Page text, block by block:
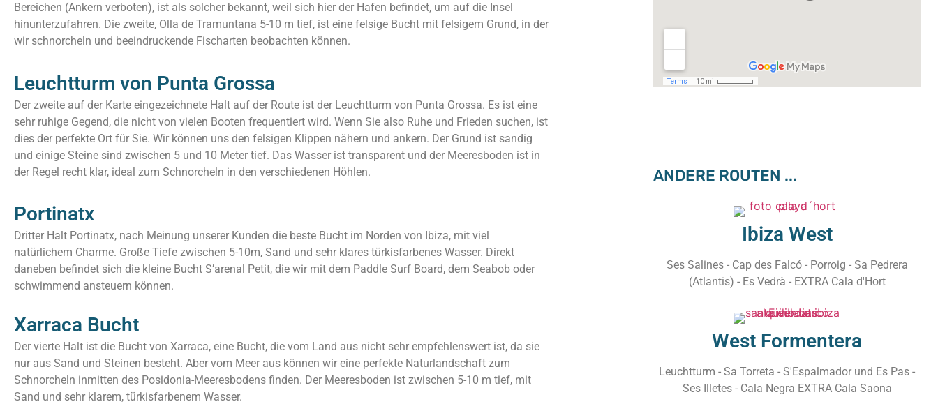
Bereichen (Ankern verboten), ist als solcher bekannt, weil sich hier der Hafen befindet, um auf die Insel
hinunterzufahren. Die zweite, Olla de Tramuntana 5-10 m tief, ist eine felsige Bucht mit felsigem Grund, in der
wir schnorcheln und beeindruckende Fischarten beobachten können.
Leuchtturm von Punta Grossa
Der zweite auf der Karte eingezeichnete Halt auf der Route ist der Leuchtturm von Punta Grossa. Es ist eine
sehr ruhige Gegend, die nicht von vielen Booten frequentiert wird. Wenn Sie also Ruhe und Frieden suchen, ist
dies der perfekte Ort für Sie. Wir können uns den felsigen Klippen nähern und ankern. Der Grund ist sandig
und einige Steine sind zwischen 5 und 10 Meter tief. Das Wasser ist transparent und der Meeresboden ist in
der Regel recht klar, ideal zum Schnorcheln in den verschiedenen Höhlen.
Portinatx
Dritter Halt Portinatx, nach Meinung unserer Kunden die beste Bucht im Norden von Ibiza, mit viel
natürlichem Charme. Große Tiefe zwischen 5-10m, Sand und sehr klares türkisfarbenes Wasser. Direkt
daneben befindet sich die kleine Bucht S’arenal Petit, die wir mit dem Paddle Surf Board, dem Seabob oder
schwimmend ansteuern können.
Xarraca Bucht
Der vierte Halt ist die Bucht von Xarraca, eine Bucht, die vom Land aus nicht sehr empfehlenswert ist, da sie
nur aus Sand und Steinen besteht. Aber vom Meer aus können wir eine perfekte Naturlandschaft zum
Schnorcheln inmitten des Posidonia-Meeresbodens finden. Der Meeresboden ist zwischen 5-10 m tief, mit
Sand und sehr klarem, türkisfarbenem Wasser.
ANDERE ROUTEN ...
Ibiza West
Ses Salines - Cap des Falcó - Porroig - Sa Pedrera
(Atlantis) - Es Vedrà - EXTRA Cala d'Hort
West Formentera
Leuchtturm - Sa Torreta - S'Espalmador und Es Pas -
Ses Illetes - Cala Negra EXTRA Cala Saona